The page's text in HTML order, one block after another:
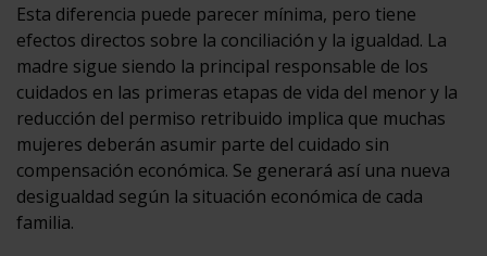
Esta diferencia puede parecer mínima, pero tiene
efectos directos sobre la conciliación y la igualdad. La
madre sigue siendo la principal responsable de los
cuidados en las primeras etapas de vida del menor y la
reducción del permiso retribuido implica que muchas
mujeres deberán asumir parte del cuidado sin
compensación económica. Se generará así una nueva
desigualdad según la situación económica de cada
familia.